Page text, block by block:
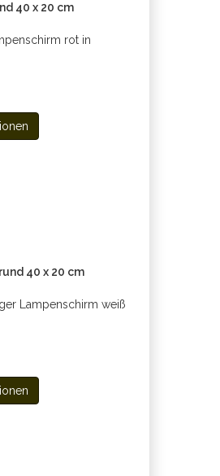
40 x 20 cm
rot in
40 x 20 cm
Lampenschirm weiß